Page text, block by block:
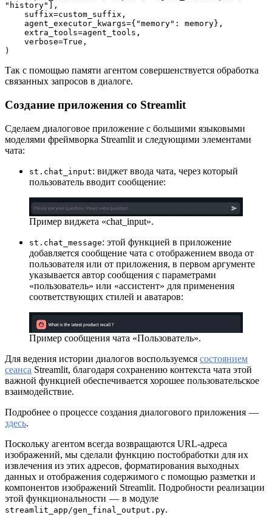
"history"],
    suffix=custom_suffix,
    agent_executor_kwargs={"memory": memory},
    extra_tools=agent_tools,
    verbose=True,
)
Так с помощью памяти агентом совершенствуется обработка
связанных запросов в диалоге.
Создание приложения со Streamlit
Сделаем диалоговое приложение с большими языковыми
моделями фреймворка Streamlit и следующими элементами
чата:
st.chat_input: виджет ввода чата, через который
пользователь вводит сообщение:
Пример виджета «chat_input».
st.chat_message: этой функцией в приложение
добавляется сообщение чата с отображением ввода от
пользователя или от приложения, в первом аргументе
указывается автор сообщения с параметрами
«пользователь» или «ассистент» для применения
соответствующих стилей и аватаров:
Пример сообщения чата «Пользователь».
Для ведения истории диалогов воспользуемся состоянием
сеанса Streamlit, благодаря сохранению контекста чата этой
важной функцией обеспечивается хорошее пользовательское
взаимодействие.
Подробнее о процессе создания диалогового приложения —
здесь.
Поскольку агентом всегда возвращаются URL-адреса
изображений, мы сделали функцию постобработки для их
извлечения из этих адресов, форматирования выходных
данных и отображения содержимого с помощью разметки и
компонентов изображений Streamlit. Подробности реализации
этой функциональности — в модуле
streamlit_app/gen_final_output.py.